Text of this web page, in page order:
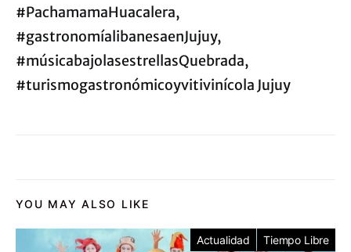
#PachamamaHuacalera,
#gastronomíalibanesaenJujuy,
#músicabajolasestrellasQuebrada,
#turismogastronómicoyvitivinícola Jujuy
YOU MAY ALSO LIKE
Actualidad Tiempo Libre